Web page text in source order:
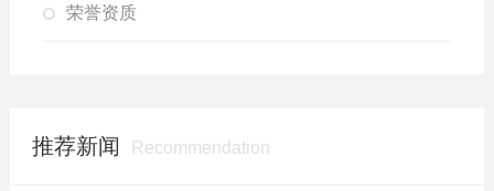
荣誉资质
推荐新闻 Recommendation